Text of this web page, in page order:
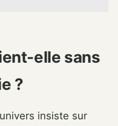
elle sans
?
insiste sur